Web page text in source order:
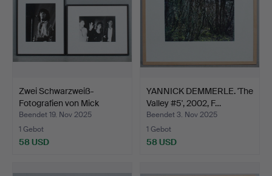
Zwei Schwarzweiß-
Fotografien von Mick
Jagg…
Beendet 19. Nov 2025
1 Gebot
58 USD
YANNICK DEMMERLE. 'The
Valley #5', 2002, F…
Beendet 3. Nov 2025
1 Gebot
58 USD